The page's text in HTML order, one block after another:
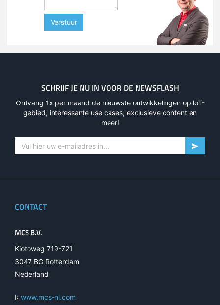
Verstuur
SCHRIJF JE NU IN VOOR DE NEWSFLASH
Ontvang 1x per maand de nieuwste ontwikkelingen op loT-
gebied, interessante use cases, exclusieve content en
meer!
CONTACT
MCS B.V.
Kiotoweg 719-721
3047 BG Rotterdam
Nederland
I: www.mcs-nl.com